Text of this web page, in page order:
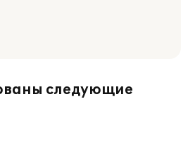
следующие